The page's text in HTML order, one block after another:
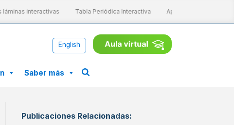
interactivas Tabla Periódica Interactiva Aprende ConCiencia
English
Saber más
Publicaciones Relacionadas: